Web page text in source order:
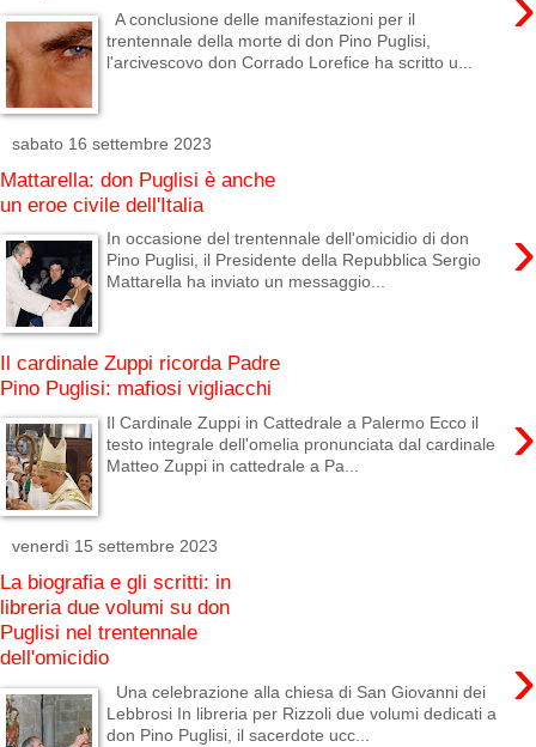
A conclusione delle manifestazioni per il
trentennale della morte di don Pino Puglisi,
l'arcivescovo don Corrado Lorefice ha scritto u...
sabato 16 settembre 2023
Mattarella: don Puglisi è anche
un eroe civile dell'Italia
›
In occasione del trentennale dell'omicidio di don
Pino Puglisi, il Presidente della Repubblica Sergio
Mattarella ha inviato un messaggio...
Il cardinale Zuppi ricorda Padre
Pino Puglisi: mafiosi vigliacchi
›
Il Cardinale Zuppi in Cattedrale a Palermo Ecco il
testo integrale dell'omelia pronunciata dal cardinale
Matteo Zuppi in cattedrale a Pa...
venerdì 15 settembre 2023
La biografia e gli scritti: in
libreria due volumi su don
Puglisi nel trentennale
dell'omicidio
›
Una celebrazione alla chiesa di San Giovanni dei
Lebbrosi In libreria per Rizzoli due volumi dedicati a
don Pino Puglisi, il sacerdote ucc...